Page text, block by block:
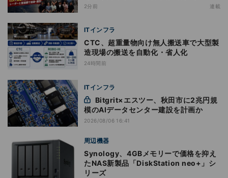
2分前 連載
ITインフラ
CTC、超重量物向け無人搬送車で大型製
造現場の搬送を自動化・省人化
24時間前
ITインフラ
模のAIデータセンター建設を計画か
2026/08/06 16:41
周辺機器
Synology、4GBメモリーで価格を抑え
たNAS新製品「DiskStation neo+」シ
リーズ